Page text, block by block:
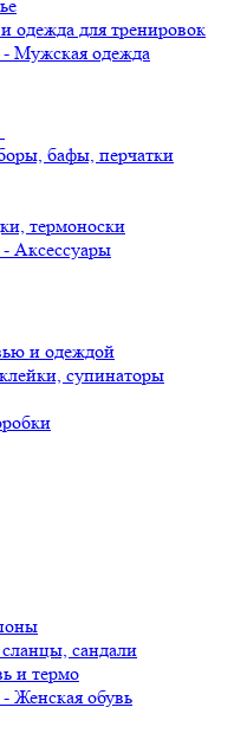
одежда для тренировок
- Мужская одежда
бафы, перчатки
термоноски
Аксессуары
и одеждой
супинаторы
сандали
и термо
Женская обувь